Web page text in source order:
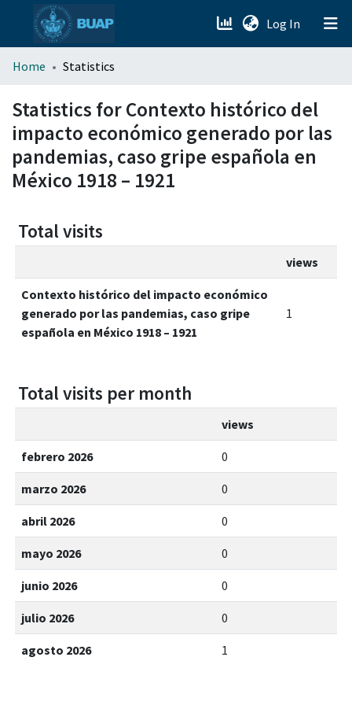
Log In (current)
menu.section.about_menu
All of DSpace
Home Statistics
Statistics for Contexto histórico del
impacto económico generado por las
pandemias, caso gripe española en
México 1918 – 1921
Total visits
views
Contexto histórico del impacto económico
generado por las pandemias, caso gripe
española en México 1918 – 1921
1
Total visits per month
views
febrero 2026 0
marzo 2026 0
abril 2026 0
mayo 2026 0
junio 2026 0
julio 2026 0
agosto 2026 1